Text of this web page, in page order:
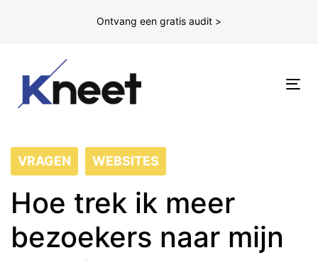
Ontvang een gratis audit >
VRAGEN WEBSITES
Hoe trek ik meer
bezoekers naar mijn